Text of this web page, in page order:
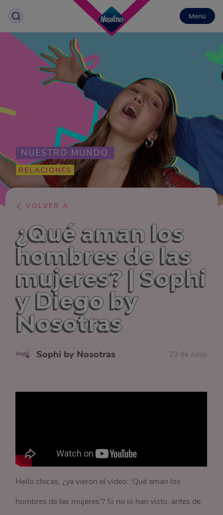
Menú
NUESTRO MUNDO
RELACIONES
VOLVER A
¿Qué aman los
hombres de las
mujeres? | Sophi
y Diego by
Nosotras
Sophi by Nosotras 23 de Junio
Hello chicas, ¿ya vieron el video: ‘Qué aman los
hombres de las mujeres’? Si no lo han visto, antes de